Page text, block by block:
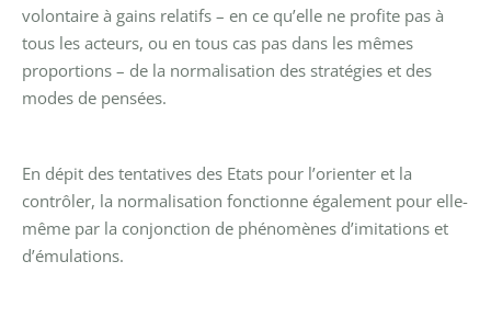
volontaire à gains relatifs – en ce qu’elle ne profite pas à
tous les acteurs, ou en tous cas pas dans les mêmes
proportions – de la normalisation des stratégies et des
modes de pensées.
En dépit des tentatives des Etats pour l’orienter et la
contrôler, la normalisation fonctionne également pour elle-
même par la conjonction de phénomènes d’imitations et
d’émulations.